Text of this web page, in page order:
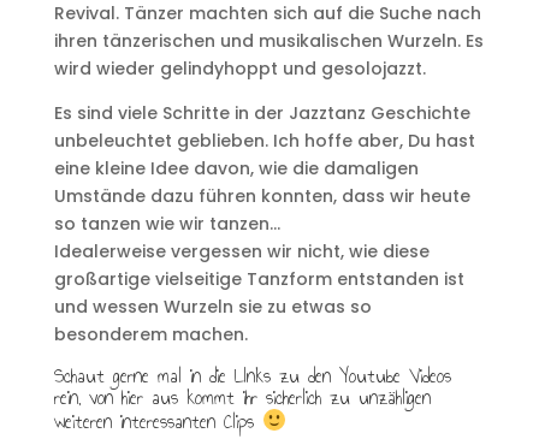
Revival. Tänzer machten sich auf die Suche nach
ihren tänzerischen und musikalischen Wurzeln. Es
wird wieder gelindyhoppt und gesolojazzt.
Es sind viele Schritte in der Jazztanz Geschichte
unbeleuchtet geblieben. Ich hoffe aber, Du hast
eine kleine Idee davon, wie die damaligen
Umstände dazu führen konnten, dass wir heute
so tanzen wie wir tanzen…
Idealerweise vergessen wir nicht, wie diese
großartige vielseitige Tanzform entstanden ist
und wessen Wurzeln sie zu etwas so
besonderem machen.
Schaut gerne mal in die LInks zu den Youtube Videos
rein, von hier aus kommt ihr sicherlich zu unzähligen
weiteren interessanten Clips